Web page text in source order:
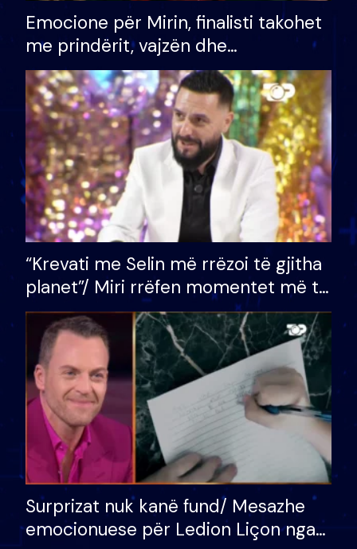
Emocione për Mirin, finalisti takohet
me prindërit, vajzën dhe
bashkëshorten: S’kemi ndonjë letër
divorci apo jo?
“Krevati me Selin më rrëzoi të gjitha
planet”/ Miri rrëfen momentet më të
bukura në shtëpinë e BB VIP: Do më
mungojë zilja e mëngjesit kur…
Surprizat nuk kanë fund/ Mesazhe
emocionuese për Ledion Liçon nga